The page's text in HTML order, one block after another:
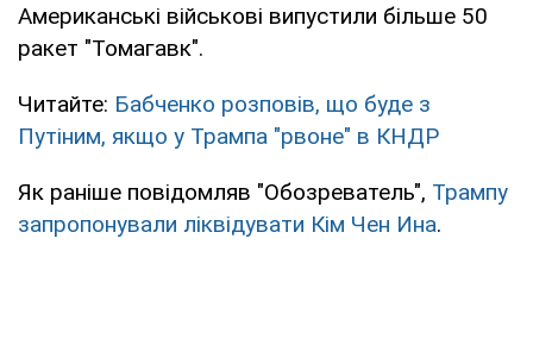
Американські військові випустили більше 50
ракет "Томагавк".
Читайте: Бабченко розповів, що буде з
Путіним, якщо у Трампа "рвоне" в КНДР
Як раніше повідомляв "Обозреватель", Трампу
запропонували ліквідувати Кім Чен Ина.